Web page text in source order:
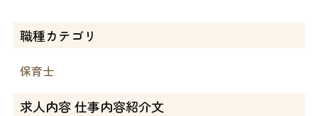
職種カテゴリ
保育士
求人内容 仕事内容紹介文